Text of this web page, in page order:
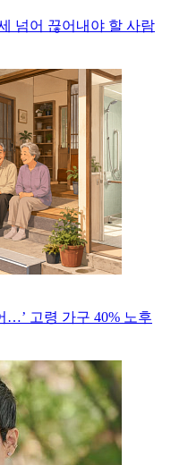
넘어 끊어내야 할 사람
…’ 고령 가구 40% 노후